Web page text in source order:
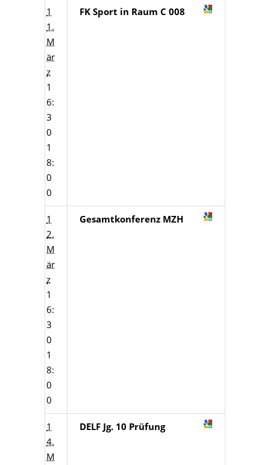
1
1.
M
är
z
1
6:
3
0
1
8:
0
0
FK Sport in Raum C 008
1
2.
M
är
z
1
6:
3
0
1
8:
0
0
Gesamtkonferenz MZH
1
4.
M
DELF Jg. 10 Prüfung